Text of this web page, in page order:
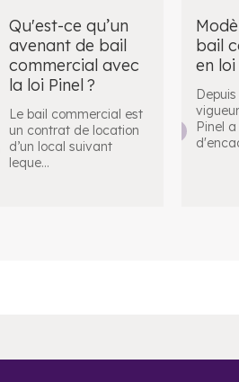
Qu'est-ce qu’un
avenant de bail
commercial avec
la loi Pinel ?
Le bail commercial est
un contrat de location
d’un local suivant
leque...
bail
en loi
Pinel